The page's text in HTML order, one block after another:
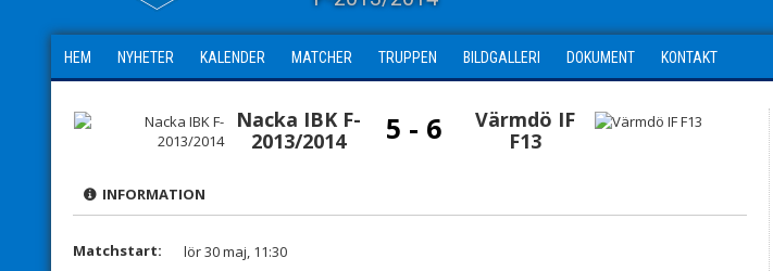
HEM NYHETER KALENDER MATCHER TRUPPEN BILDGALLERI DOKUMENT KONTAKT
Nacka IBK F-
2013/2014
5 - 6
Värmdö IF
F13
INFORMATION
Matchstart:
lör 30 maj, 11:30